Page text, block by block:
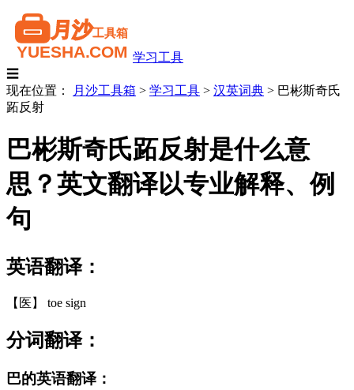
学习工具
☰
现在位置：
月沙工具箱 > 学习工具 > 汉英词典 > 巴彬斯奇氏
跖反射
巴彬斯奇氏跖反射是什么意
思？英文翻译以专业解释、例
句
英语翻译：
【医】 toe sign
分词翻译：
巴的英语翻译：